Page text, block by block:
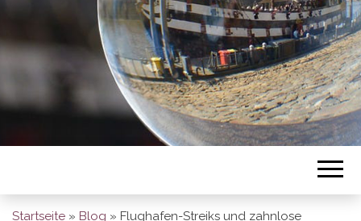
BREMEN SO
GESEHEN
Startseite » Blog » Flughafen-Streiks und zahnlose